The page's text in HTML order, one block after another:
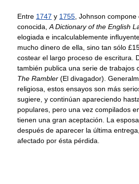
Entre 1747 y 1755 , Johnson
conocida, A Dictionary of the English
elogiada e incalculablemente
mucho dinero de ella, sino tan sólo
costear el largo proceso de escritura.
también publica una serie de trabajos
The Rambler (El divagador).
religiosa, estos ensayos son más
sugiere, y continúan apareciendo
populares, pero una vez compilados
tienen una gran aceptación. La
después de aparecer la última
afectado por ésta pérdida.